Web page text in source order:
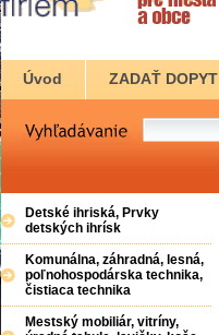
Úvod ZADAŤ DOPYT
Detské ihriská, Prvky
detských ihrísk
Komunálna, záhradná, lesná,
poľnohospodárska technika,
čistiaca technika
Mestský mobiliár, vitríny,